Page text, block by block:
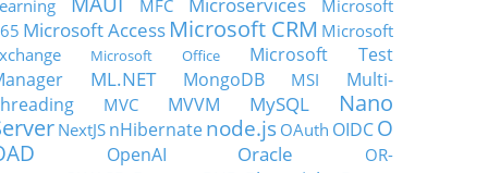
MFC
Microsoft
Microsoft Access Microsoft CRM Microsoft
Microsoft Office
Microsoft Test
ML.NET MongoDB MSI
Multi-
MVC MVVM MySQL
Nano
NextJS nHibernatenode.js OAuth OIDCO
OpenAI Oracle
OR-